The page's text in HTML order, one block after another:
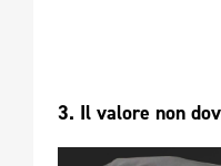
3. Il valore non